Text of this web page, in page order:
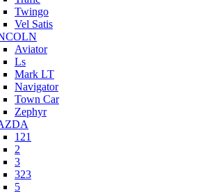
Twingo
Vel Satis
Aviator
Ls
Mark LT
Navigator
Town Car
Zephyr
121
2
3
323
5